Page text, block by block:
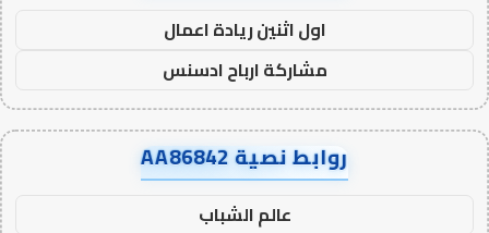
اول اثنين ريادة اعمال
مشاركة ارباح ادسنس
روابط نصية AA86842
عالم الشباب